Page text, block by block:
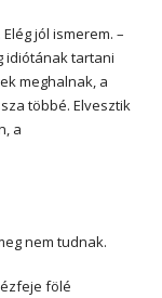
jól ismerem. –
idiótának tartani
meghalnak, a
többé. Elvesztik
a
nem tudnak.
fölé